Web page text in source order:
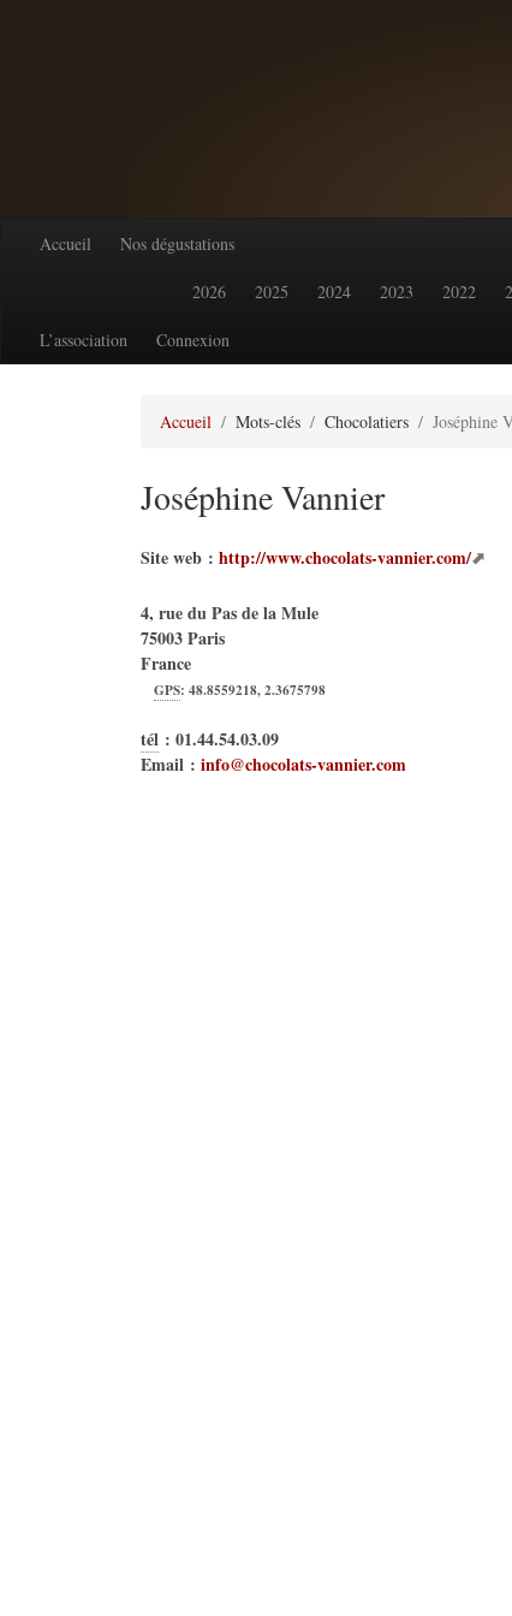
Accueil Nos dégustations
2026 2025 2024 2023 2022
L’association Connexion
Accueil Mots-clés Chocolatiers Joséphine
Joséphine Vannier
Site web : http://www.chocolats-vannier.com/
4, rue du Pas de la Mule
75003Paris
France
GPS:48.8559218,2.3675798
tél : 01.44.54.03.09
Email : info@chocolats-vannier.com